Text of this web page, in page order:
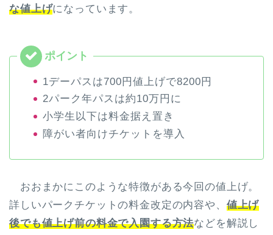
な値上げになっています。
1デーパスは700円値上げで8200円
2パーク年パスは約10万円に
小学生以下は料金据え置き
障がい者向けチケットを導入
おおまかにこのような特徴がある今回の値上げ。
詳しいパークチケットの料金改定の内容や、 値上げ
後でも値上げ前の料金で入園する方法などを解説し